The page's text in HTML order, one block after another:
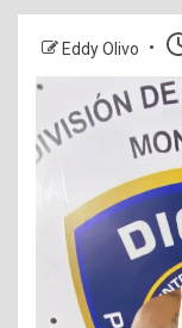
Eddy Olivo